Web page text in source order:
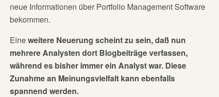
neue Informationen über Portfolio Management Software
bekommen.
Eineweitere Neuerung scheint zu sein, daß nun
mehrere Analysten dort Blogbeiträge verfassen,
während es bisher immer ein Analyst war. Diese
Zunahme an Meinungsvielfalt kann ebenfalls
spannend werden.